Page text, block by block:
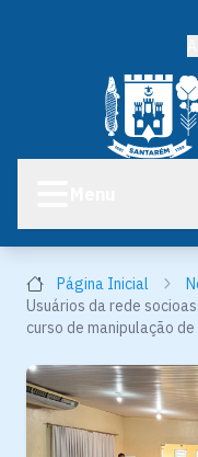
Página Inicial
Usuários da rede
curso de manipulação